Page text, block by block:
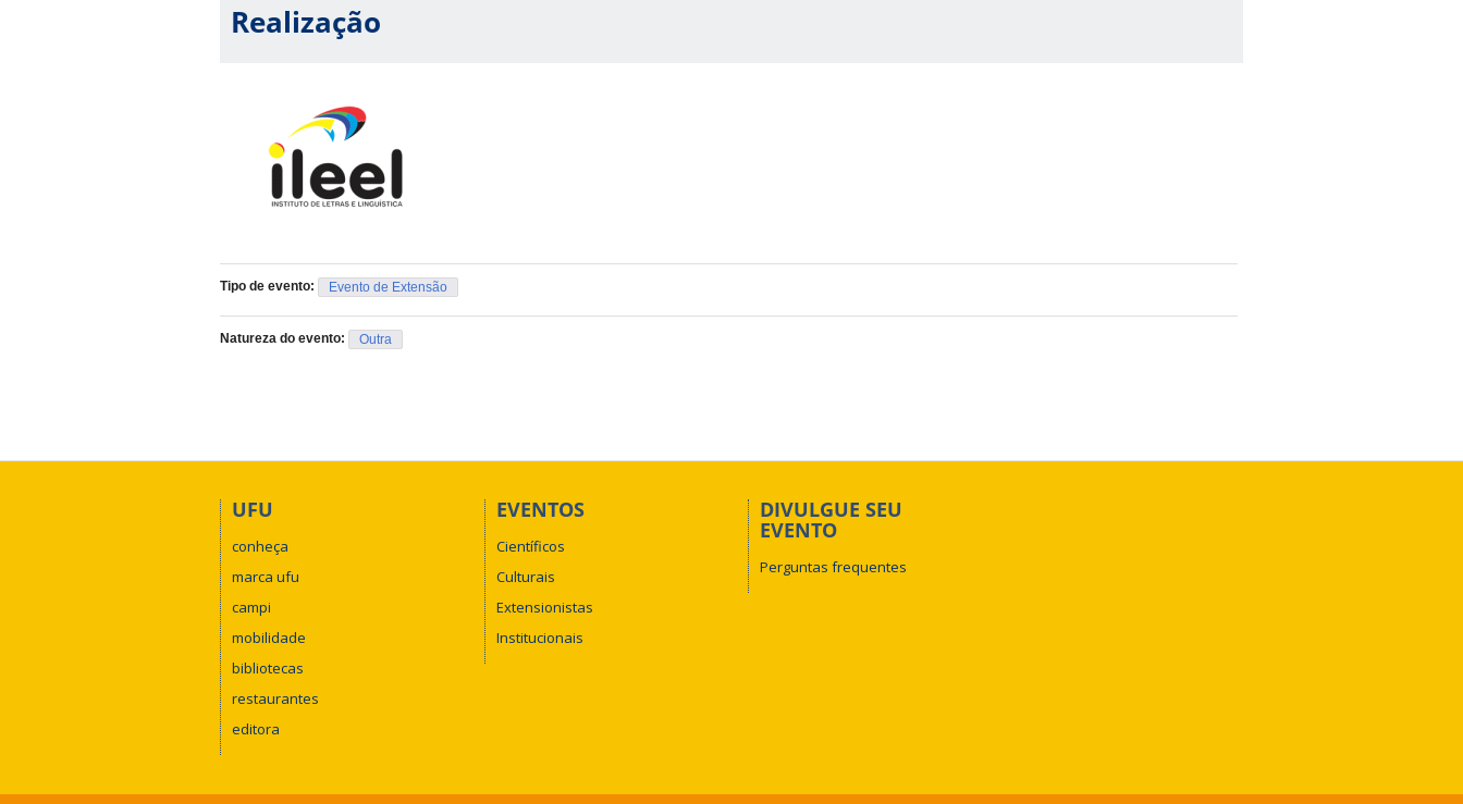
Realização
Tipo de evento: Evento de Extensão
Natureza do evento: Outra
UFU
conheça
marca ufu
campi
mobilidade
bibliotecas
restaurantes
editora
EVENTOS
Científicos
Culturais
Extensionistas
Institucionais
DIVULGUE SEU
EVENTO
Perguntas frequentes